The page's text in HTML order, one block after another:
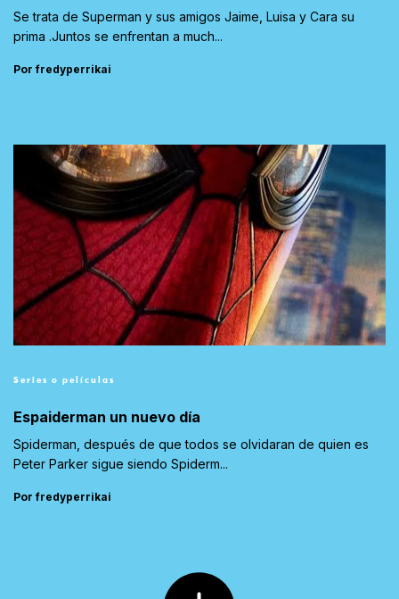
Se trata de Superman y sus amigos Jaime, Luisa y Cara su
prima .Juntos se enfrentan a much...
Por fredyperrikai
Series o películas
Espaiderman un nuevo día
Spiderman, después de que todos se olvidaran de quien es
Peter Parker sigue siendo Spiderm...
Por fredyperrikai